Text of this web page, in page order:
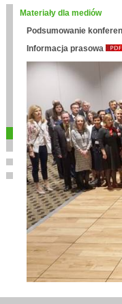
Materiały dla mediów
Podsumowanie
Informacja prasowa